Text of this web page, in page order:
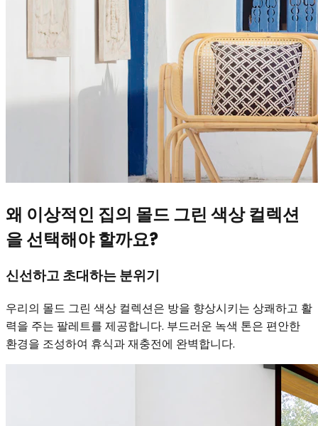
왜 이상적인 집의 몰드 그린 색상 컬렉션
을 선택해야 할까요?
신선하고 초대하는 분위기
우리의 몰드 그린 색상 컬렉션은 방을 향상시키는 상쾌하고 활
력을 주는 팔레트를 제공합니다. 부드러운 녹색 톤은 편안한
환경을 조성하여 휴식과 재충전에 완벽합니다.